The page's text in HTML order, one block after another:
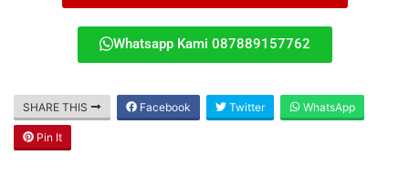
Whatsapp Kami 087889157762
SHARE THIS Facebook Twitter WhatsApp
Pin It